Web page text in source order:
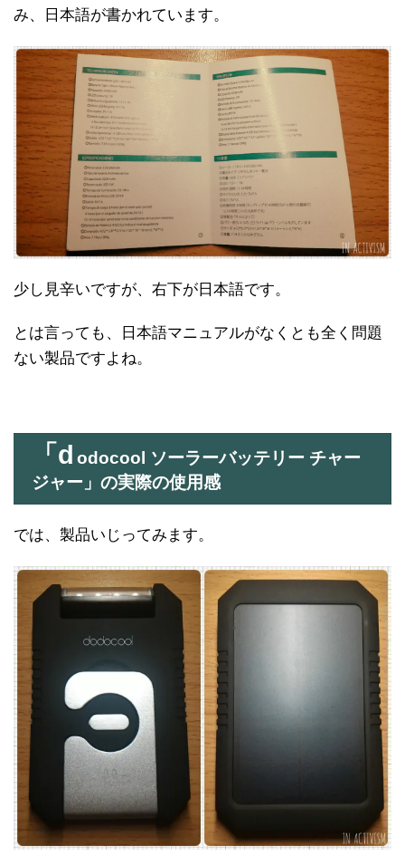
み、日本語が書かれています。
少し見辛いですが、右下が日本語です。
とは言っても、日本語マニュアルがなくとも全く問題
ない製品ですよね。
「d odocool ソーラーバッテリー チャー
ジャー」の実際の使用感
では、製品いじってみます。